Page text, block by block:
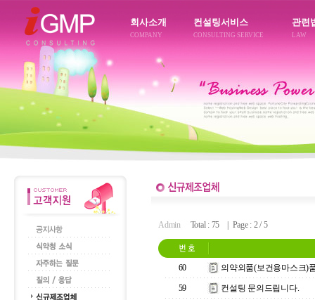
회사소개
COMPANY
컨설팅서비스
CONSULTING SERVICE
관련
LAW
AdminTotal : 75 | Page : 2 / 5
60 의약외품(보건용마스크)
59 컨설팅 문의드립니다.